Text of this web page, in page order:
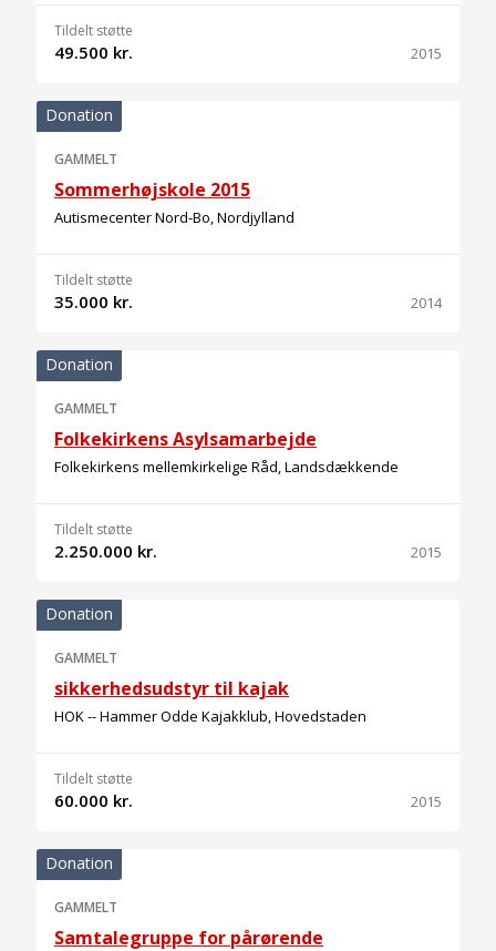
Tildelt støtte
49.500 kr. 2015
Donation
GAMMELT
Sommerhøjskole 2015
Autismecenter Nord-Bo, Nordjylland
Tildelt støtte
35.000 kr. 2014
Donation
GAMMELT
Folkekirkens Asylsamarbejde
Folkekirkens mellemkirkelige Råd, Landsdækkende
Tildelt støtte
2.250.000 kr. 2015
Donation
GAMMELT
sikkerhedsudstyr til kajak
HOK -- Hammer Odde Kajakklub, Hovedstaden
Tildelt støtte
60.000 kr. 2015
Donation
GAMMELT
Samtalegruppe for pårørende